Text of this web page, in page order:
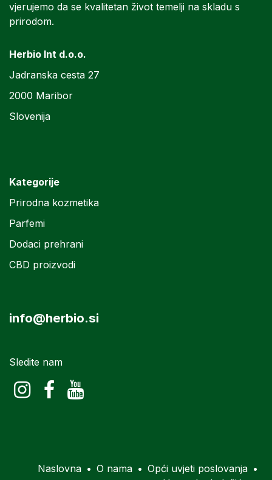
vjerujemo da se kvalitetan život temelji na skladu s
prirodom.
Herbio Int d.o.o.
Jadranska cesta 27
2000 Maribor
Slovenija
Kategorije
Prirodna kozmetika
Parfemi
Dodaci prehrani
CBD proizvodi
info@herbio.si
Sledite nam
Naslovna • O nama • Opći uvjeti poslovanja •